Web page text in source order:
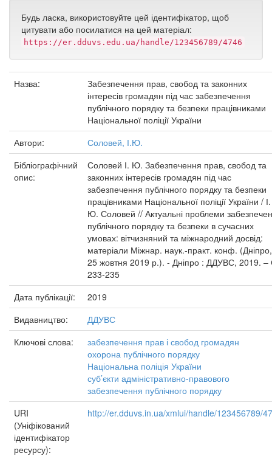
Будь ласка, використовуйте цей ідентифікатор, щоб
цитувати або посилатися на цей матеріал:
https://er.dduvs.edu.ua/handle/123456789/4746
Назва:
Забезпечення прав, свобод та законних
інтересів громадян під час забезпечення
публічного порядку та безпеки працівниками
Національної поліції України
Автори:
Соловей, І.Ю.
Бібліографічний
опис:
Соловей І. Ю. Забезпечення прав, свобод та
законних інтересів громадян під час
забезпечення публічного порядку та безпеки
працівниками Національної поліції України / І.
Ю. Соловей // Актуальні проблеми
публічного порядку та безпеки в сучасних
умовах: вітчизняний та міжнародний досвід:
матеріали Міжнар. наук.-практ. конф. (Дніпро,
25 жовтня 2019 р.). - Дніпро : ДДУВС, 2019. –
233-235
Дата публікації:
2019
Видавництво:
ДДУВС
Ключові слова:
забезпечення прав і свобод громадян
охорона публічного порядку
Національна поліція України
суб’єкти адміністративно-правового
забезпечення публічного порядку
URI
(Уніфікований
ідентифікатор
ресурсу):
http://er.dduvs.in.ua/xmlui/handle/123456789/